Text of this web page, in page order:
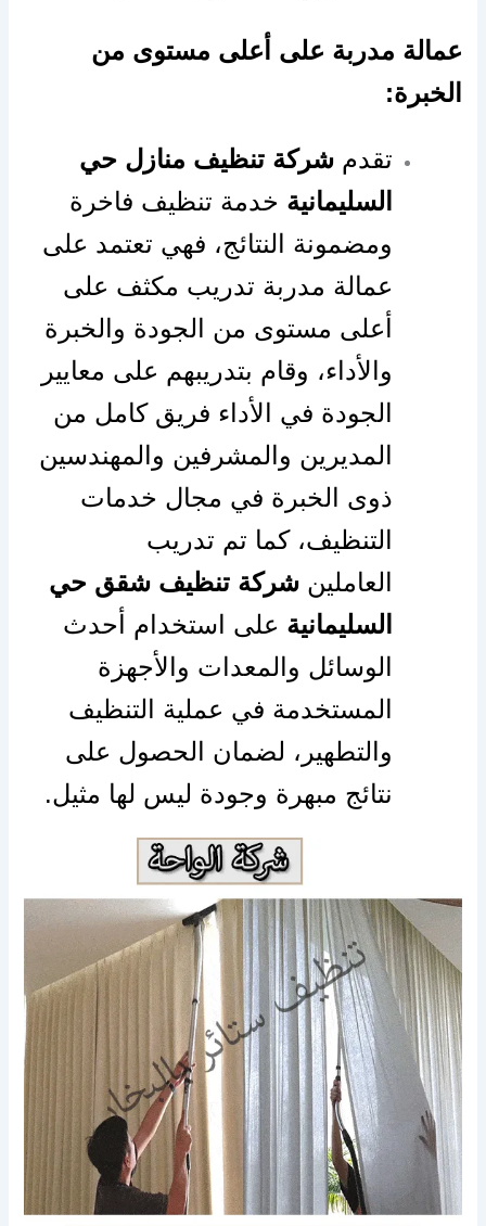
عمالة مدربة على أعلى مستوى من
الخبرة:
تقدمشركة تنظيف منازل حي
السليمانية خدمة تنظيف فاخرة
ومضمونة النتائج، فهي تعتمد على
عمالة مدربة تدريب مكثف على
أعلى مستوى من الجودة والخبرة
والأداء، وقام بتدريبهم على معايير
الجودة في الأداء فريق كامل من
المديرين والمشرفين والمهندسين
ذوى الخبرة في مجال خدمات
التنظيف، كما تم تدريب
العاملينشركة تنظيف شقق حي
السليمانية على استخدام أحدث
الوسائل والمعدات والأجهزة
المستخدمة في عملية التنظيف
والتطهير، لضمان الحصول على
نتائج مبهرة وجودة ليس لها مثيل.